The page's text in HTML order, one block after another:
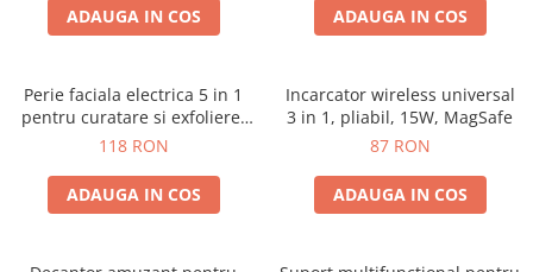
ADAUGA IN COS ADAUGA IN COS
Perie faciala electrica 5 in 1
pentru curatare si exfoliere,
cu vibratii, reincarcabila
118 RON
ADAUGA IN COS
Incarcator wireless universal
3 in 1, pliabil, 15W, MagSafe
87 RON
ADAUGA IN COS